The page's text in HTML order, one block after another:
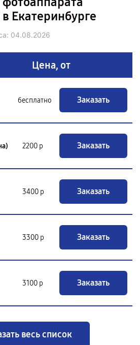
Екатеринбурге
04.08.2026
Цена, от
бесплатно Заказать
2200 р Заказать
3400 р Заказать
3300 р Заказать
3100 р Заказать
весь список